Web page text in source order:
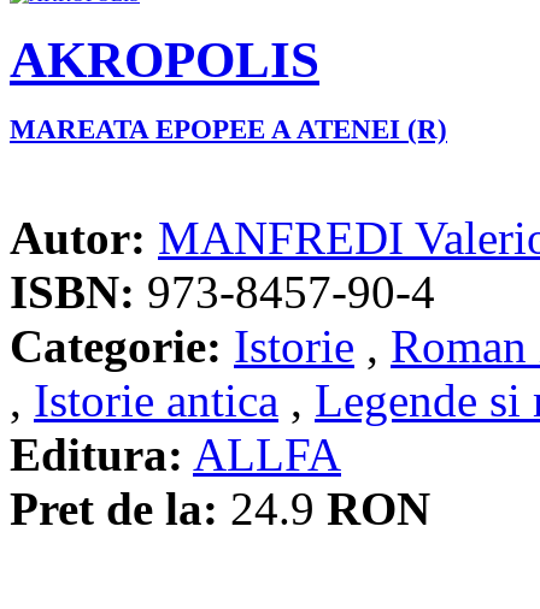
AKROPOLIS
MAREATA EPOPEE A ATENEI (R)
Autor: MANFREDI
ISBN: 973-8457-90-4
Categorie: Istorie ,
, Istorie antica , Legende
Editura: ALLFA
Pret de la: 24.9 RON